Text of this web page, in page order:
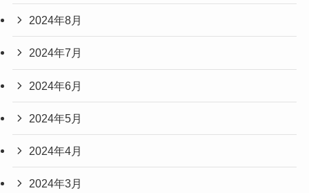
2024年8月
2024年7月
2024年6月
2024年5月
2024年4月
2024年3月